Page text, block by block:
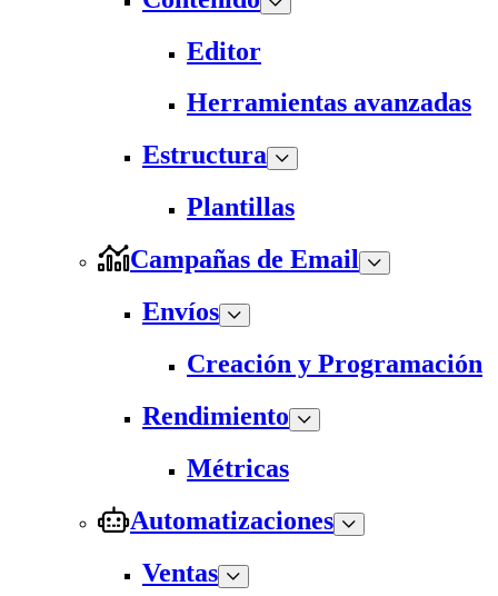
Editor
Herramientas avanzadas
Estructura
Plantillas
Campañas de Email
Envíos
Creación y Programación
Rendimiento
Métricas
Automatizaciones
Ventas